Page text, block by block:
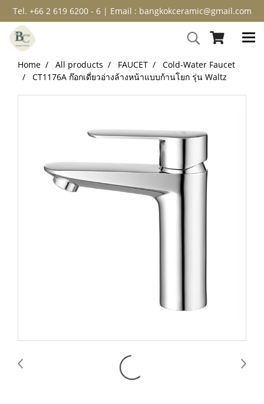
Tel. +66 2 619 6200 - 6 | Email : bangkokceramic@gmail.com
Home All products FAUCET
Cold-Water Faucet
CT1176A ก๊อกเดี่ยวอ่างล้างหน้าแบบก้านโยก รุ่น Waltz